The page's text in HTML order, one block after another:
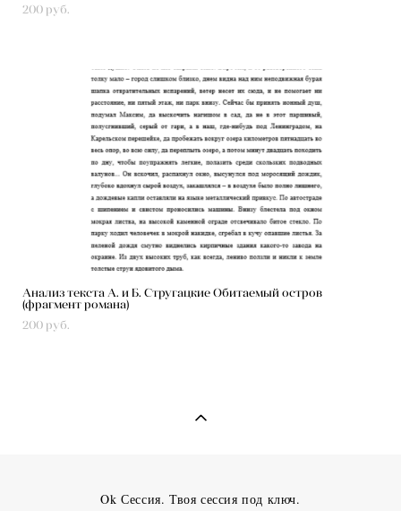
200 pуб.
Анализ текста А. и Б. Стругацкие Обитаемый остров
(фрагмент романа)
200 pуб.
Ok Сессия. Твоя сессия под ключ.